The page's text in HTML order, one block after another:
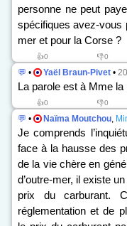
personne ne peut
spécifiques avez-vous
mer et pour la Corse ?
👍0 👎0
💬 • Yaël Braun-Pivet •
La parole est à Mme
👍0 👎0
💬 • Naïma Moutchou,
Je comprends
face à la hausse des
de la vie chère en
d’outre-mer, il existe
prix du carburant.
réglementation et de